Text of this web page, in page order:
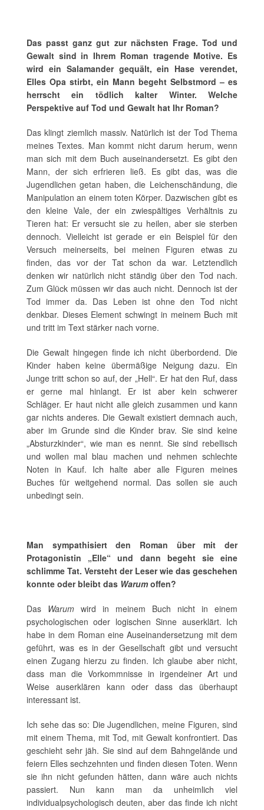
Das passt ganz gut zur nächsten Frage. Tod und
Gewalt sind in Ihrem Roman tragende Motive. Es
wird ein Salamander gequält, ein Hase verendet,
Elles Opa stirbt, ein Mann begeht Selbstmord – es
herrscht ein tödlich kalter Winter. Welche
Perspektive auf Tod und Gewalt hat Ihr Roman?
Das klingt ziemlich massiv. Natürlich ist der Tod Thema
meines Textes. Man kommt nicht darum herum, wenn
man sich mit dem Buch auseinandersetzt. Es gibt den
Mann, der sich erfrieren ließ. Es gibt das, was die
Jugendlichen getan haben, die Leichenschändung, die
Manipulation an einem toten Körper. Dazwischen gibt es
den kleine Vale, der ein zwiespältiges Verhältnis zu
Tieren hat: Er versucht sie zu heilen, aber sie sterben
dennoch. Vielleicht ist gerade er ein Beispiel für den
Versuch meinerseits, bei meinen Figuren etwas zu
finden, das vor der Tat schon da war. Letztendlich
denken wir natürlich nicht ständig über den Tod nach.
Zum Glück müssen wir das auch nicht. Dennoch ist der
Tod immer da. Das Leben ist ohne den Tod nicht
denkbar. Dieses Element schwingt in meinem Buch mit
und tritt im Text stärker nach vorne.
Die Gewalt hingegen finde ich nicht überbordend. Die
Kinder haben keine übermäßige Neigung dazu. Ein
Junge tritt schon so auf, der „Hell“. Er hat den Ruf, dass
er gerne mal hinlangt. Er ist aber kein schwerer
Schläger. Er haut nicht alle gleich zusammen und kann
gar nichts anderes. Die Gewalt existiert demnach auch,
aber im Grunde sind die Kinder brav. Sie sind keine
„Absturzkinder“, wie man es nennt. Sie sind rebellisch
und wollen mal blau machen und nehmen schlechte
Noten in Kauf. Ich halte aber alle Figuren meines
Buches für weitgehend normal. Das sollen sie auch
unbedingt sein.
Man sympathisiert den Roman über mit der
Protagonistin „Elle“ und dann begeht sie eine
schlimme Tat. Versteht der Leser wie das geschehen
konnte oder bleibt das Warumoffen?
Das Warum wird in meinem Buch nicht in einem
psychologischen oder logischen Sinne auserklärt. Ich
habe in dem Roman eine Auseinandersetzung mit dem
geführt, was es in der Gesellschaft gibt und versucht
einen Zugang hierzu zu finden. Ich glaube aber nicht,
dass man die Vorkommnisse in irgendeiner Art und
Weise auserklären kann oder dass das überhaupt
interessant ist.
Ich sehe das so: Die Jugendlichen, meine Figuren, sind
mit einem Thema, mit Tod, mit Gewalt konfrontiert. Das
geschieht sehr jäh. Sie sind auf dem Bahngelände und
feiern Elles sechzehnten und finden diesen Toten. Wenn
sie ihn nicht gefunden hätten, dann wäre auch nichts
passiert. Nun kann man da unheimlich viel
individualpsychologisch deuten, aber das finde ich nicht